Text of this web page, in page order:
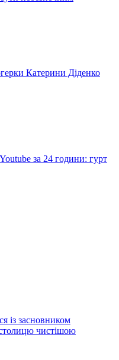
Катерини Діденко
за 24 години: гурт
із засновником
чистішою